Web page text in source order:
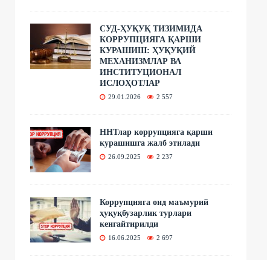
СУД-ҲУҚУҚ ТИЗИМИДА
КОРРУПЦИЯГА ҚАРШИ
КУРАШИШ: ҲУҚУҚИЙ
МЕХАНИЗМЛАР ВА
ИНСТИТУЦИОНАЛ
ИСЛОҲОТЛАР
29.01.2026 2 557
ННТлар коррупцияга қарши
курашишга жалб этилади
26.09.2025 2 237
Коррупцияга оид маъмурий
ҳуқуқбузарлик турлари
кенгайтирилди
16.06.2025 2 697